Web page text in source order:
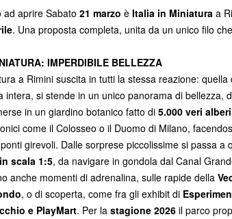
ad aprire Sabato 21 marzo è Italia in Miniaturaa
. Una proposta completa, unita da un unico filo
IMPERDIBILE BELLEZZA
a Rimini suscita in tutti la stessa reazione:
intera, si stende in un unico panorama di bellezza,
in un giardino botanico fatto di 5.000 veri
come il Colosseo o il Duomo di Milano,
girevoli. Dalle sorprese piccolissime si passa
scala 1:5, da navigare in gondola dal Canal
anche momenti di adrenalina, sulle rapide della
, o di scoperta, come fra gli exhibit di
e PlayMart. Per la stagione 2026il parco